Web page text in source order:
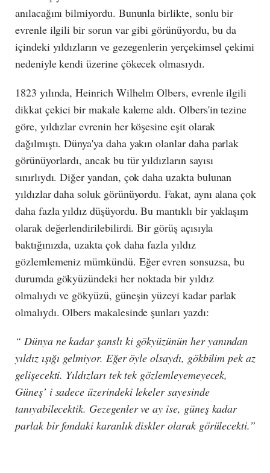
anılacağını bilmiyordu. Bununla birlikte, sonlu bir
evrenle ilgili bir sorun var gibi görünüyordu, bu da
içindeki yıldızların ve gezegenlerin yerçekimsel çekimi
nedeniyle kendi üzerine çökecek olmasıydı.
1823 yılında, Heinrich Wilhelm Olbers, evrenle ilgili
dikkat çekici bir makale kaleme aldı. Olbers'in tezine
göre, yıldızlar evrenin her köşesine eşit olarak
dağılmıştı. Dünya'ya daha yakın olanlar daha parlak
görünüyorlardı, ancak bu tür yıldızların sayısı
sınırlıydı. Diğer yandan, çok daha uzakta bulunan
yıldızlar daha soluk görünüyordu. Fakat, aynı alana çok
daha fazla yıldız düşüyordu. Bu mantıklı bir yaklaşım
olarak değerlendirilebilirdi. Bir görüş açısıyla
baktığınızda, uzakta çok daha fazla yıldız
gözlemlemeniz mümkündü. Eğer evren sonsuzsa, bu
durumda gökyüzündeki her noktada bir yıldız
olmalıydı ve gökyüzü, güneşin yüzeyi kadar parlak
olmalıydı. Olbers makalesinde şunları yazdı:
“ Dünya ne kadar şanslı ki gökyüzünün her yanından
yıldız ışığı gelmiyor. Eğer öyle olsaydı, gökbilim pek az
gelişecekti. Yıldızları tek tek gözlemleyemeyecek,
Güneş’ i sadece üzerindeki lekeler sayesinde
tanıyabilecektik. Gezegenler ve ay ise, güneş kadar
parlak bir fondaki karanlık diskler olarak görülecekti.”